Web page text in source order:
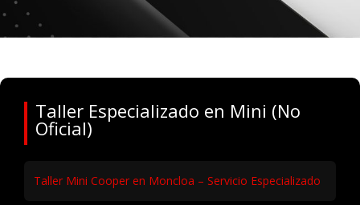
Taller Especializado en Mini (No
Oficial)
Taller Mini Cooper en Moncloa – Servicio Especializado